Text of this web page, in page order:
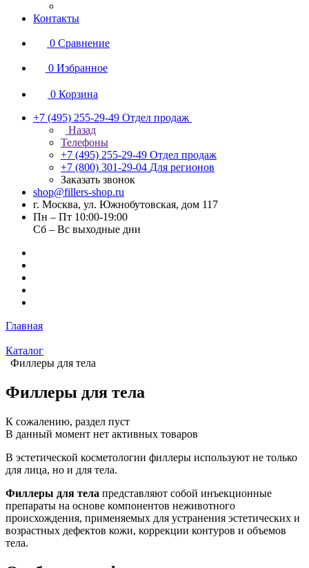
Контакты
0 Сравнение
0 Избранное
0 Корзина
+7 (495) 255-29-49 Отдел продаж
Назад
Телефоны
+7 (495) 255-29-49 Отдел продаж
+7 (800) 301-29-04 Для регионов
Заказать звонок
shop@fillers-shop.ru
г. Москва, ул. Южнобутовская, дом 117
Пн – Пт 10:00-19:00
Сб – Вс выходные дни
Главная
Каталог
Филлеры для тела
Филлеры для тела
К сожалению, раздел пуст
В данный момент нет активных товаров
В эстетической косметологии филлеры используют не только
для лица, но и для тела.
Филлеры для тела представляют собой инъекционные
препараты на основе компонентов неживотного
происхождения, применяемых для устранения эстетических и
возрастных дефектов кожи, коррекции контуров и объемов
тела.